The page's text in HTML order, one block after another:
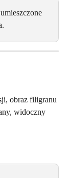
obraz filigranu
widoczny